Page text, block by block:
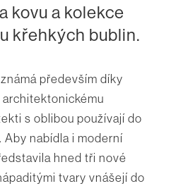
kovu a kolekce
křehkých bublin.
především díky
s oblibou používají do
nabídla i moderní
hned tři nové
tvary vnášejí do